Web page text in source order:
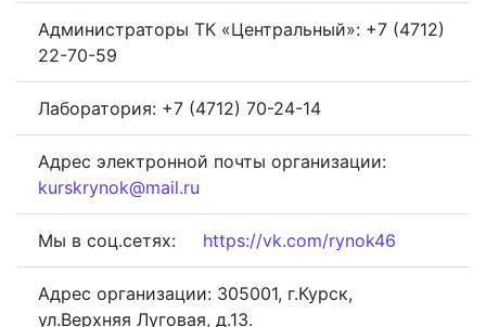
Администраторы ТК «Центральный»: +7 (4712)
22-70-59
Лаборатория: +7 (4712) 70-24-14
Адрес электронной почты организации:
kurskrynok@mail.ru
Мы в соц.сетях: https://vk.com/rynok46
Адрес организации: 305001, г.Курск,
ул.Верхняя Луговая, д.13.